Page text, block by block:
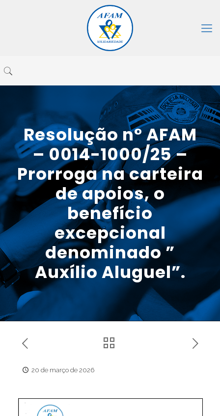
Resolução n° AFAM
– 0014-1000/25 –
Prorroga na carteira
de apoios, o
benefício
excepcional
denominado ”
Auxílio Aluguel”.
20 de março de 2026